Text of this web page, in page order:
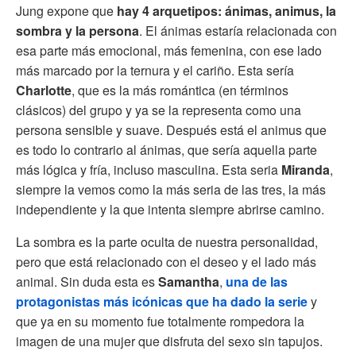
Jung expone que hay 4 arquetipos: ánimas, animus, la
sombra y la persona. El ánimas estaría relacionada con
esa parte más emocional, más femenina, con ese lado
más marcado por la ternura y el cariño. Esta sería
Charlotte, que es la más romántica (en términos
clásicos) del grupo y ya se la representa como una
persona sensible y suave. Después está el animus que
es todo lo contrario al ánimas, que sería aquella parte
más lógica y fría, incluso masculina. Esta seria Miranda,
siempre la vemos como la más seria de las tres, la más
independiente y la que intenta siempre abrirse camino.
La sombra es la parte oculta de nuestra personalidad,
pero que está relacionado con el deseo y el lado más
animal. Sin duda esta esSamantha, una de las
protagonistas más icónicas que ha dado la seriey
que ya en su momento fue totalmente rompedora la
imagen de una mujer que disfruta del sexo sin tapujos.